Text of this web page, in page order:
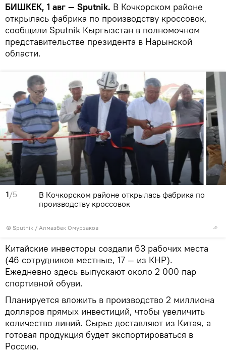
БИШКЕК, 1 авг — Sputnik. В Кочкорском районе
открылась фабрика по производству кроссовок,
сообщили Sputnik Кыргызстан в полномочном
представительстве президента в Нарынской
области.
1/5
© Sputnik / Алмазбек Омурзаков
В Кочкорском районе открылась фабрика по
производству кроссовок
Китайские инвесторы создали 63 рабочих места
(46 сотрудников местные, 17 — из КНР).
Ежедневно здесь выпускают около 2 000 пар
спортивной обуви.
Планируется вложить в производство 2 миллиона
долларов прямых инвестиций, чтобы увеличить
количество линий. Сырье доставляют из Китая, а
готовая продукция будет экспортироваться в
Россию.